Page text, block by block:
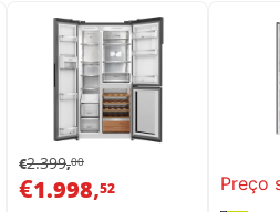
€2.399,00
€1.998,52 Preço